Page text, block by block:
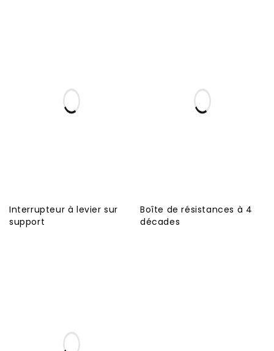
Interrupteur à levier sur
support
Boîte de résistances à 4
décades